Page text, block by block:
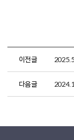
이전글
다음글